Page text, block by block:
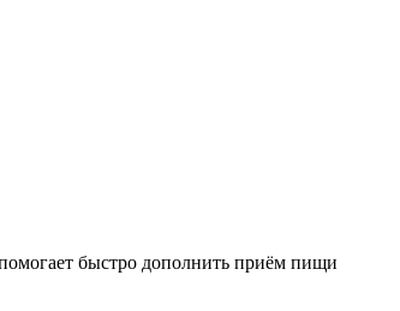
быстро дополнить приём пищи